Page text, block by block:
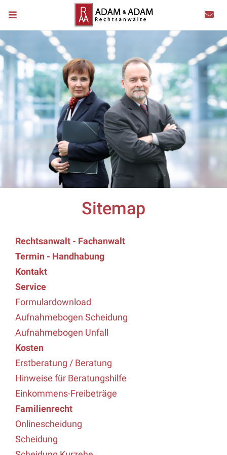
Sitemap
Rechtsanwalt - Fachanwalt
Termin - Handhabung
Kontakt
Service
Formulardownload
Aufnahmebogen Scheidung
Aufnahmebogen Unfall
Kosten
Erstberatung / Beratung
Hinweise für Beratungshilfe
Einkommens-Freibeträge
Familienrecht
Onlinescheidung
Scheidung